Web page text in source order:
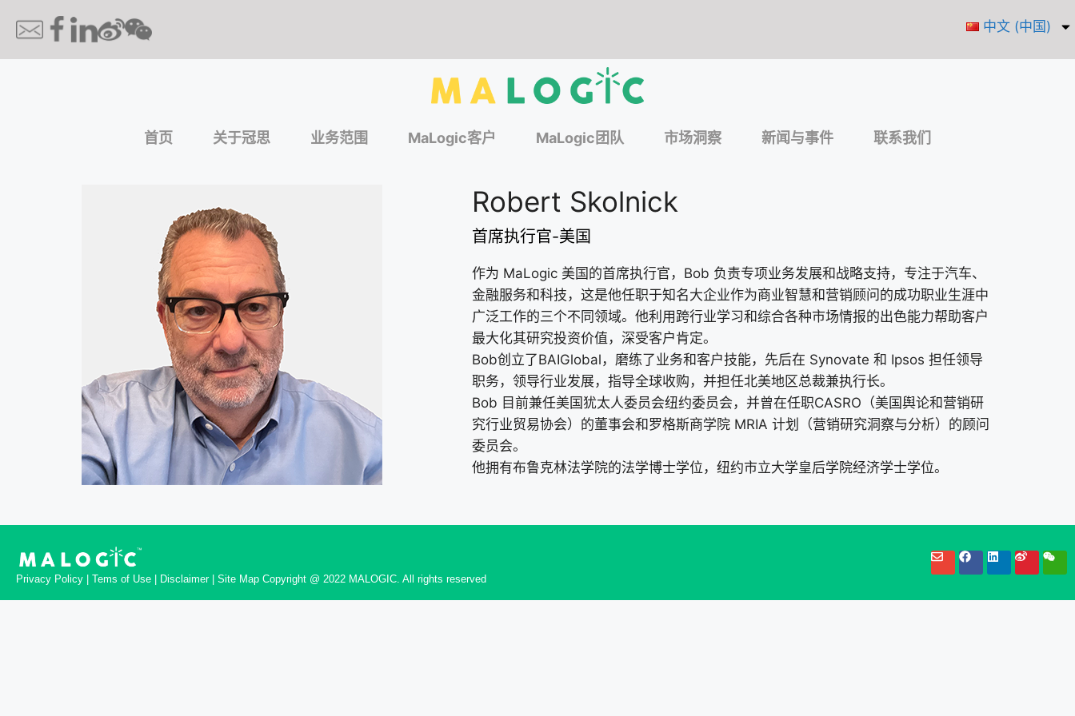
中文 (中国)
首页 关于冠思 业务范围 MaLogic客户 MaLogic团队 市场洞察 新闻与事件 联系我们
Robert Skolnick
首席执行官-美国
作为 MaLogic 美国的首席执行官，Bob 负责专项业务发展和战略支持，专注于汽车、
金融服务和科技，这是他任职于知名大企业作为商业智慧和营销顾问的成功职业生涯中
广泛工作的三个不同领域。他利用跨行业学习和综合各种市场情报的出色能力帮助客户
最大化其研究投资价值，深受客户肯定。
Bob创立了BAIGlobal，磨练了业务和客户技能，先后在 Synovate 和 Ipsos 担任领导
职务，领导行业发展，指导全球收购，并担任北美地区总裁兼执行长。
Bob 目前兼任美国犹太人委员会纽约委员会，并曾在任职CASRO（美国舆论和营销研
究行业贸易协会）的董事会和罗格斯商学院 MRIA 计划（营销研究洞察与分析）的顾问
委员会。
他拥有布鲁克林法学院的法学博士学位，纽约市立大学皇后学院经济学士学位。
Privacy Policy | Tems of Use | Disclaimer | Site Map Copyright @ 2022 MALOGIC. All rights reserved